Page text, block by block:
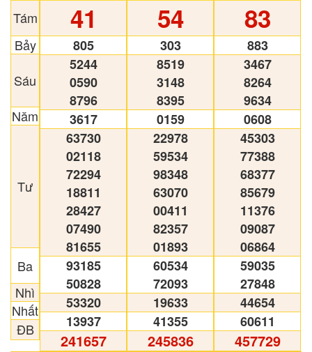
Tám
Bảy
Sáu
Năm
Tư
Ba
Nhì
Nhất
ĐB
41
805
5244
0590
8796
3617
63730
02118
72294
18811
28427
07490
81655
93185
50828
53320
13937
241657
54
303
8519
3148
8395
0159
22978
59534
98348
63070
00411
82357
01893
60534
72093
19633
41355
245836
83
883
3467
8264
9634
0608
45303
77388
68377
85679
11376
09087
06864
59035
27848
44654
60611
457729